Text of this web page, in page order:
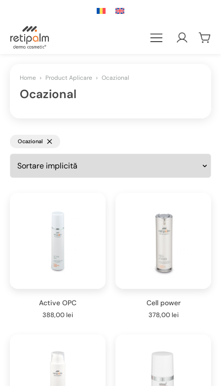
Home Product Aplicare Ocazional
Ocazional
Ocazional
Active OPC
388,00 lei
Cell power
378,00 lei